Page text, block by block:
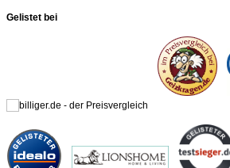
Gelistet bei